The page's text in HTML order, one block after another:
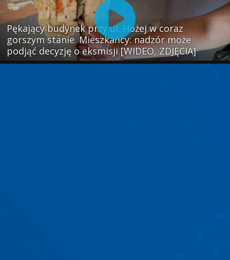
Pękający budynek przy ul. Hożej w coraz
gorszym stanie. Mieszkańcy: nadzór może
podjąć decyzję o eksmisji [WIDEO, ZDJĘCIA]